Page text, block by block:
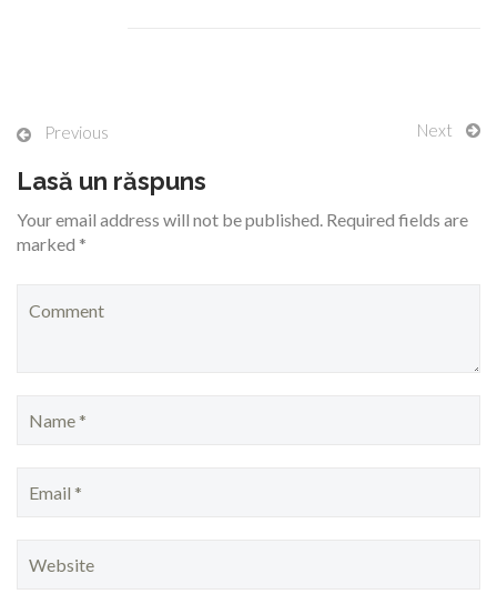
Previous Next
Lasă un răspuns
Your email address will not be published. Required fields are
marked *